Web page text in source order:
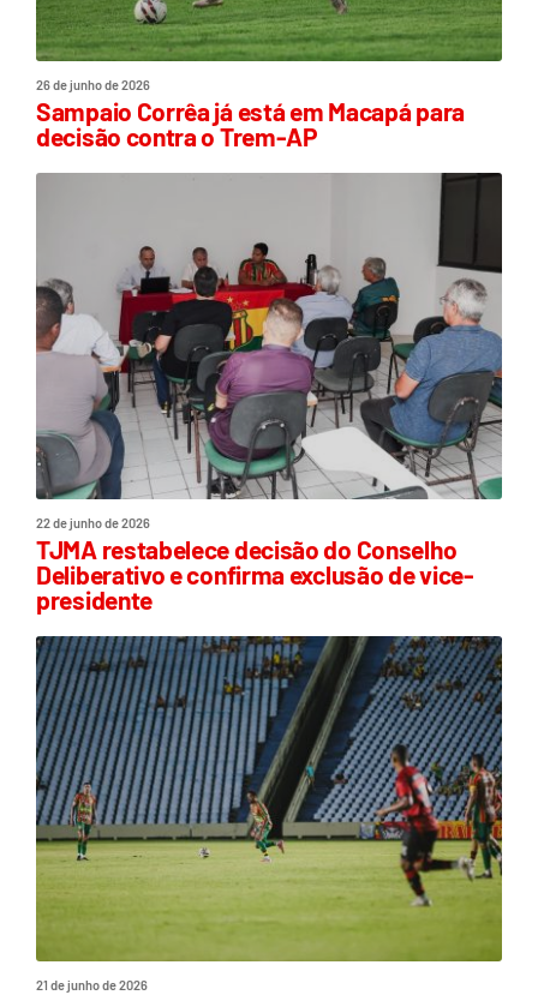
26 de junho de 2026
Sampaio Corrêa já está em Macapá para
decisão contra o Trem-AP
22 de junho de 2026
TJMA restabelece decisão do Conselho
Deliberativo e confirma exclusão de vice-
presidente
21 de junho de 2026